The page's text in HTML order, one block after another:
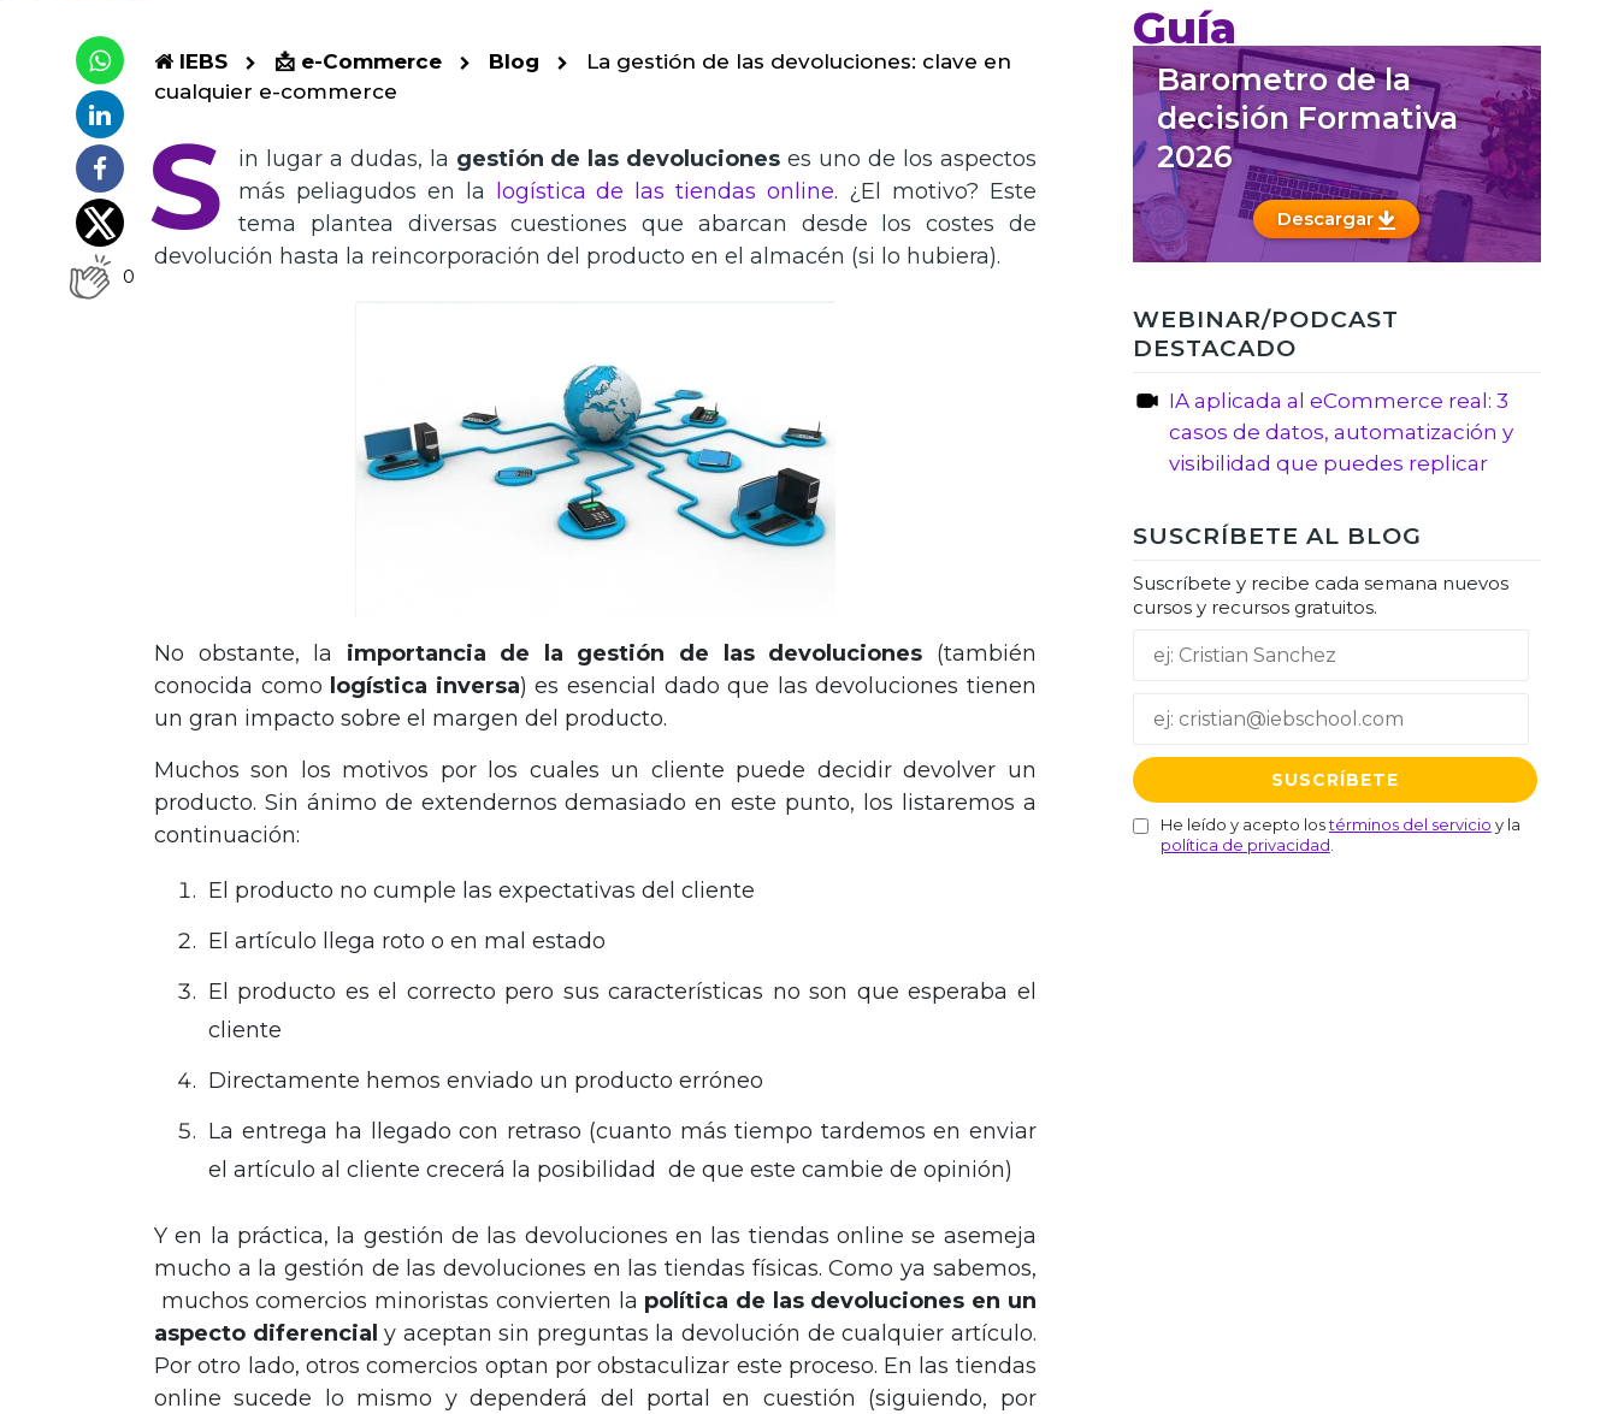
0
IEBS 📩 e-Commerce Blog
La gestión de las devoluciones: clave en
cualquier e-commerce
S in lugar a dudas, la gestión de las devoluciones es uno de los aspectos
más peliagudos en la
logística de las tiendas online. ¿El motivo? Este
tema plantea diversas cuestiones que abarcan desde los costes de
devolución hasta la reincorporación del producto en el almacén (si lo hubiera).
No obstante, la importancia de la gestión de las devoluciones (también
conocida como logística inversa) es esencial dado que las devoluciones tienen
un gran impacto sobre el margen del producto.
Muchos son los motivos por los cuales un cliente puede decidir devolver un
producto. Sin ánimo de extendernos demasiado en este punto, los listaremos a
continuación:
El producto no cumple las expectativas del cliente
El artículo llega roto o en mal estado
El producto es el correcto pero sus características no son que esperaba el
cliente
Directamente hemos enviado un producto erróneo
La entrega ha llegado con retraso (cuanto más tiempo tardemos en enviar
el artículo al cliente crecerá la posibilidad de que este cambie de opinión)
Y en la práctica, la gestión de las devoluciones en las tiendas online se asemeja
mucho a la gestión de las devoluciones en las tiendas físicas. Como ya sabemos,
muchos comercios minoristas convierten la política de las devoluciones en un
aspecto diferencial y aceptan sin preguntas la devolución de cualquier artículo.
Por otro lado, otros comercios optan por obstaculizar este proceso. En las tiendas
online sucede lo mismo y dependerá del portal en cuestión (siguiendo, por
Guía
Barometro de la
decisión Formativa
2026
Descargar
WEBINAR/PODCAST
DESTACADO
IA aplicada al eCommerce real: 3
casos de datos, automatización y
visibilidad que puedes replicar
SUSCRÍBETE AL BLOG
Suscríbete y recibe cada semana nuevos
cursos y recursos gratuitos.
He leído y acepto lostérminos del servicio y la
política de privacidad